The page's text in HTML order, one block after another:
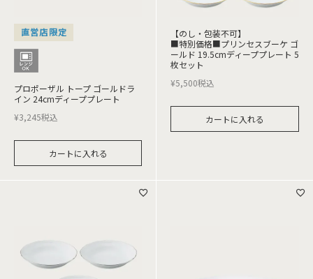
直営店限定
プロポーザル トープ ゴールドラ
イン 24cmディーププレート
¥3,245税込
カートに入れる
【のし・包装不可】
■特別価格■プリンセスブーケ ゴ
ールド 19.5cmディーププレート 5
枚セット
¥5,500税込
カートに入れる